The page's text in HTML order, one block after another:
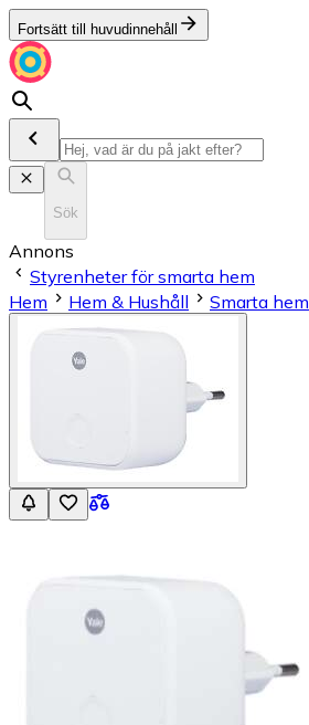
Fortsätt till huvudinnehåll
Sök
Annons
Styrenheter för smarta hem
Hem
Hem & Hushåll Smarta hem